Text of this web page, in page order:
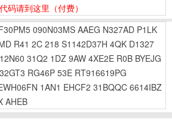
码请到这里 （付费）
090N03MS AAEG N327AD P1LK
R41 2C 218 S1142D37H 4QK D1327
31Q2 1DZ 9AW 4XE2E R0B BYEJG
RG46P 53E RT916619PG
1AN1 EHCF2 31BQQC 6614IBZ
AHEB